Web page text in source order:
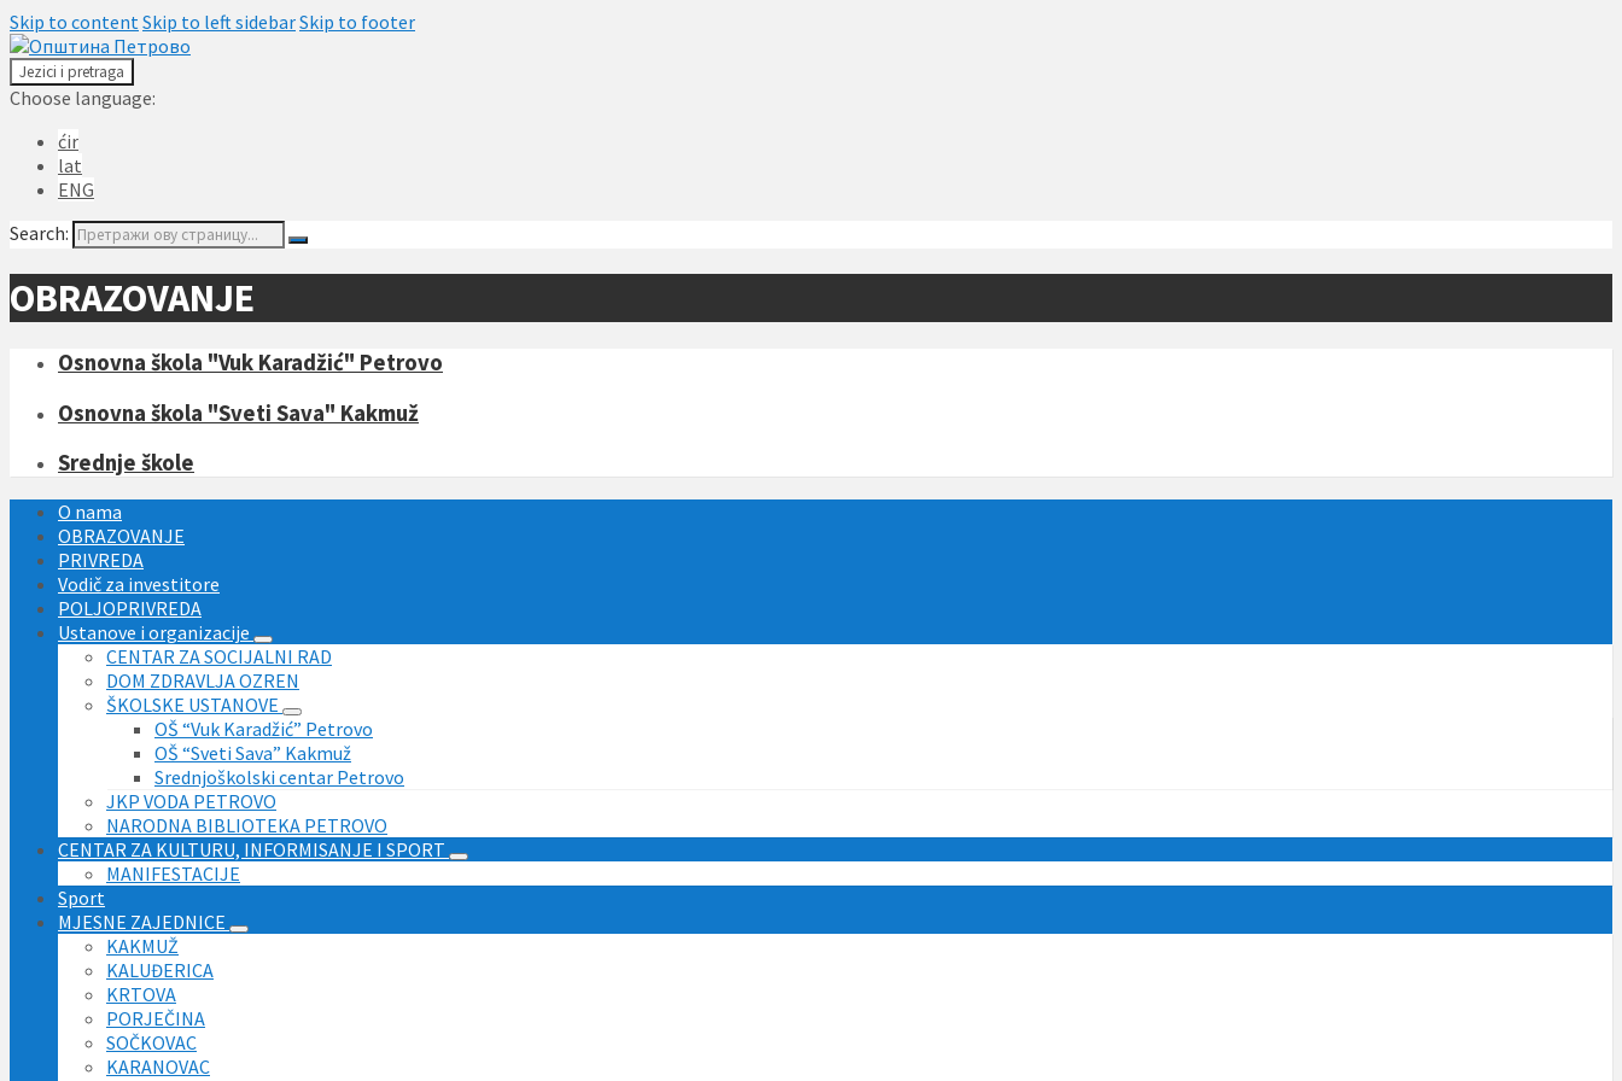
Skip to contentSkip to left sidebarSkip to footer
Jezici i pretraga
Choose language:
ćir
lat
ENG
Search:
OBRAZOVANJE
Osnovna škola "Vuk Karadžić" Petrovo
Osnovna škola "Sveti Sava" Kakmuž
Srednje škole
O nama
OBRAZOVANJE
PRIVREDA
Vodič za investitore
POLJOPRIVREDA
Ustanove i organizacije
CENTAR ZA SOCIJALNI RAD
DOM ZDRAVLJA OZREN
ŠKOLSKE USTANOVE
OŠ “Vuk Karadžić” Petrovo
OŠ “Sveti Sava” Kakmuž
Srednjoškolski centar Petrovo
JKP VODA PETROVO
NARODNA BIBLIOTEKA PETROVO
CENTAR ZA KULTURU, INFORMISANJE I SPORT
MANIFESTACIJE
Sport
MJESNE ZAJEDNICE
KAKMUŽ
KALUĐERICA
KRTOVA
PORJEČINA
SOČKOVAC
KARANOVAC